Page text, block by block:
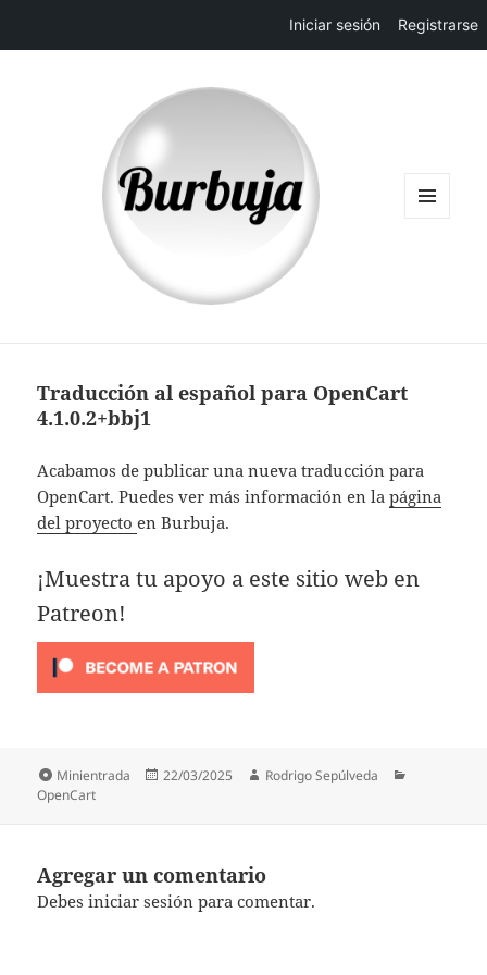
Iniciar sesión Registrarse
Traducción al español para OpenCart
4.1.0.2+bbj1
Acabamos de publicar una nueva traducción para
OpenCart. Puedes ver más información en lapágina
del proyectoen Burbuja.
¡Muestra tu apoyo a este sitio web en
Patreon!
Formato
Minientrada
Publicado
22/03/2025 Autor
Rodrigo Sepúlveda
OpenCart
Agregar un comentario
Debesiniciar sesión para comentar.